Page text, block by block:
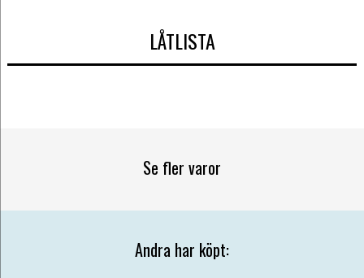
LÅTLISTA
Se fler varor
Andra har köpt: